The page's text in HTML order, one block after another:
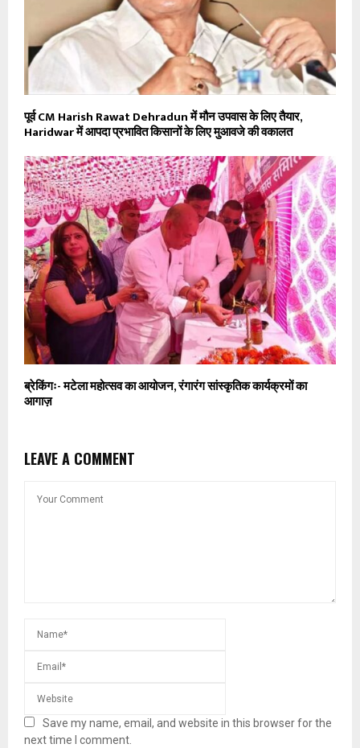
पूर्व CM Harish Rawat Dehradun में मौन उपवास के लिए तैयार,
Haridwar में आपदा प्रभावित किसानों के लिए मुआवजे की वकालत
ब्रेकिंगः- मटेला महोत्सव का आयोजन, रंगारंग सांस्कृतिक कार्यक्रमों का
आगाज़
LEAVE A COMMENT
Save my name, email, and website in this browser for the
next time I comment.